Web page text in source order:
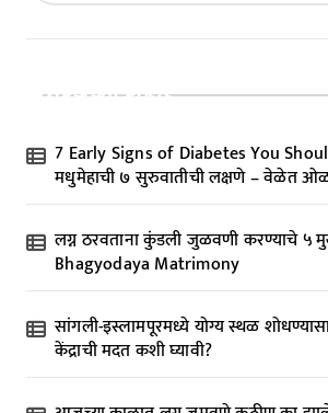
Recent Posts
7 Early Signs of Diabetes You
मधुमेहाची ७ सुरुवातीची लक्षणे – वेळेत
लग्न ठरवताना कुंडली जुळवणी करण्याचे ५
Bhagyodaya Matrimony
सांगली-इस्लामपूरमध्ये योग्य स्थळ
केंद्राची मदत कशी घ्यावी?